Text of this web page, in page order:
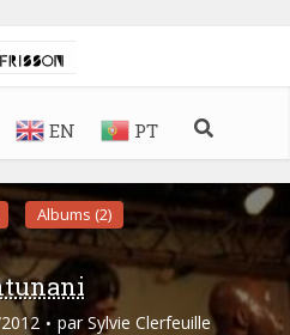
EN PT
Albums (2)
par Sylvie Clerfeuille